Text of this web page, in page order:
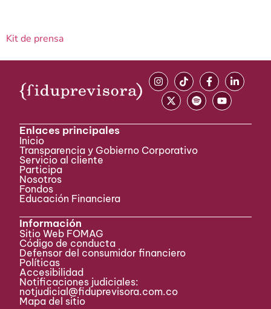
Kit de prensa
Enlaces principales
Inicio
Transparencia y Gobierno Corporativo
Servicio al cliente
Participa ​
Nosotros
Fondos
Educación Financiera
Información
Sitio Web FOMAG
Código de conducta
Defensor del consumidor financiero
Políticas
Accesibilidad
Notificaciones judiciales:
notjudicial@fiduprevisora.com.co
Mapa del sitio